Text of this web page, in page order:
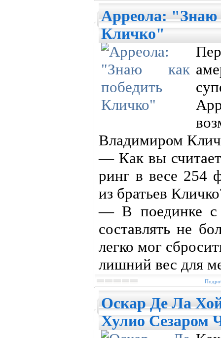
Арреола: "Знаю
Кличко"
Владимиром
— Как вы
ринг в весе 254
из братьев
— В поединке с
составлять не
легко мог
лишний вес для
Оскар Де Ла
Хулио Сезаром